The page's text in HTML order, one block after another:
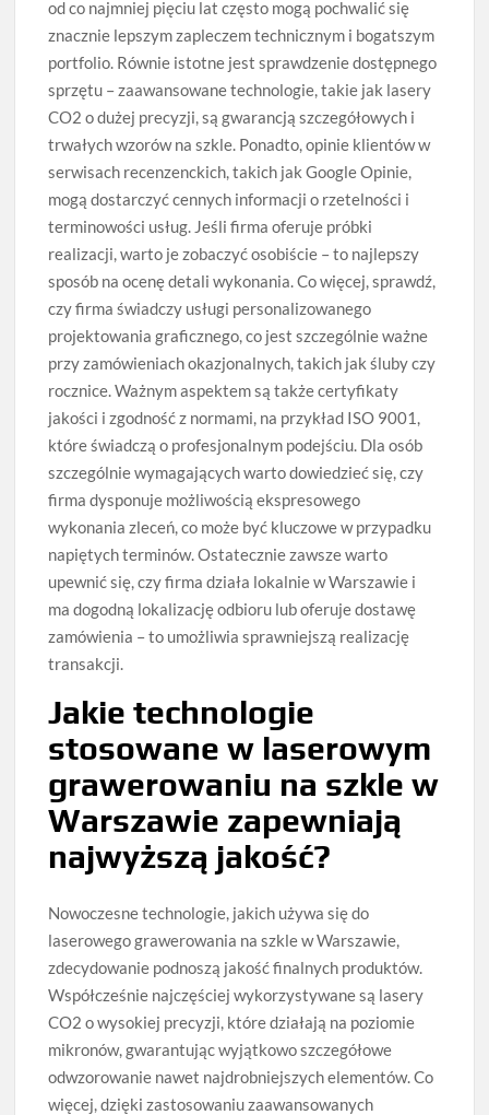
od co najmniej pięciu lat często mogą pochwalić się
znacznie lepszym zapleczem technicznym i bogatszym
portfolio. Równie istotne jest sprawdzenie dostępnego
sprzętu – zaawansowane technologie, takie jak lasery
CO2 o dużej precyzji, są gwarancją szczegółowych i
trwałych wzorów na szkle. Ponadto, opinie klientów w
serwisach recenzenckich, takich jak Google Opinie,
mogą dostarczyć cennych informacji o rzetelności i
terminowości usług. Jeśli firma oferuje próbki
realizacji, warto je zobaczyć osobiście – to najlepszy
sposób na ocenę detali wykonania. Co więcej, sprawdź,
czy firma świadczy usługi personalizowanego
projektowania graficznego, co jest szczególnie ważne
przy zamówieniach okazjonalnych, takich jak śluby czy
rocznice. Ważnym aspektem są także certyfikaty
jakości i zgodność z normami, na przykład ISO 9001,
które świadczą o profesjonalnym podejściu. Dla osób
szczególnie wymagających warto dowiedzieć się, czy
firma dysponuje możliwością ekspresowego
wykonania zleceń, co może być kluczowe w przypadku
napiętych terminów. Ostatecznie zawsze warto
upewnić się, czy firma działa lokalnie w Warszawie i
ma dogodną lokalizację odbioru lub oferuje dostawę
zamówienia – to umożliwia sprawniejszą realizację
transakcji.
Jakie technologie
stosowane w laserowym
grawerowaniu na szkle w
Warszawie zapewniają
najwyższą jakość?
Nowoczesne technologie, jakich używa się do
laserowego grawerowania na szkle w Warszawie,
zdecydowanie podnoszą jakość finalnych produktów.
Współcześnie najczęściej wykorzystywane są lasery
CO2 o wysokiej precyzji, które działają na poziomie
mikronów, gwarantując wyjątkowo szczegółowe
odwzorowanie nawet najdrobniejszych elementów. Co
więcej, dzięki zastosowaniu zaawansowanych